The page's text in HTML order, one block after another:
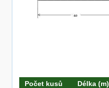
Počet kusů Délka (m)